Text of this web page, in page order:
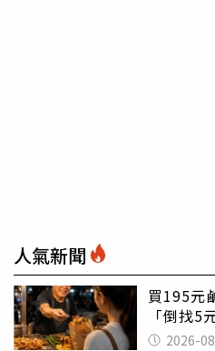
人氣新聞
買195元
「倒找
灣 2026-